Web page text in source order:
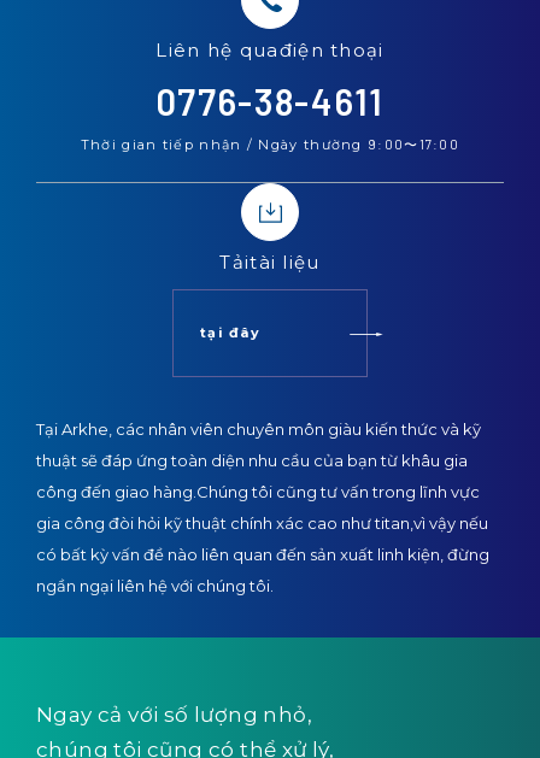
Liên hệ quađiện thoại
0776-38-4611
Thời gian tiếp nhận / Ngày thường 9:00〜 17:00
Tảitài liệu
tại đây
Tại Arkhe, các nhân viên chuyên môn giàu kiến thức và kỹ
thuật sẽ đáp ứng toàn diện nhu cầu của bạn từ khâu gia
công đến giao hàng.Chúng tôi cũng tư vấn trong lĩnh vực
gia công đòi hỏi kỹ thuật chính xác cao như titan,vì vậy nếu
có bất kỳ vấn đề nào liên quan đến sản xuất linh kiện, đừng
ngần ngại liên hệ với chúng tôi.
Ngay cả với số lượng nhỏ,
chúng tôi cũng có thể xử lý,